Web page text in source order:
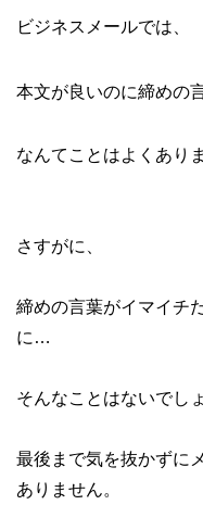
ビジネスメールでは、
本文が良いのに締めの
なんてことはよくあり
さすがに、
締めの言葉がイマイチ
に…
そんなことはないでし
最後まで気を抜かずに
ありません。